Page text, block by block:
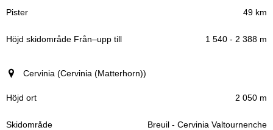
49 km
1 540 - 2 388 m
Cervinia (Cervinia (Matterhorn))
2 050 m
Breuil - Cervinia Valtournenche